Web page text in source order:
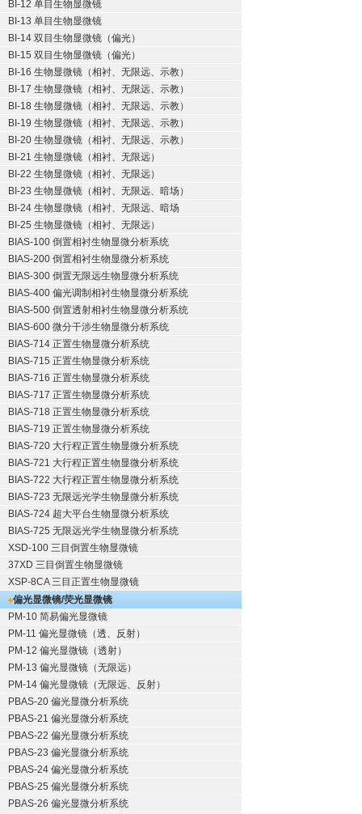
BI-12 单目生物显微镜
BI-13 单目生物显微镜
BI-14 双目生物显微镜（偏光）
BI-15 双目生物显微镜（偏光）
BI-16 生物显微镜（相衬、无限远、示教）
BI-17 生物显微镜（相衬、无限远、示教）
BI-18 生物显微镜（相衬、无限远、示教）
BI-19 生物显微镜（相衬、无限远、示教）
BI-20 生物显微镜（相衬、无限远、示教）
BI-21 生物显微镜（相衬、无限远）
BI-22 生物显微镜（相衬、无限远）
BI-23 生物显微镜（相衬、无限远、暗场）
BI-24 生物显微镜（相衬、无限远、暗场
BI-25 生物显微镜（相衬、无限远）
BIAS-100 倒置相衬生物显微分析系统
BIAS-200 倒置相衬生物显微分析系统
BIAS-300 倒置无限远生物显微分析系统
BIAS-400 偏光调制相衬生物显微分析系统
BIAS-500 倒置透射相衬生物显微分析系统
BIAS-600 微分干涉生物显微分析系统
BIAS-714 正置生物显微分析系统
BIAS-715 正置生物显微分析系统
BIAS-716 正置生物显微分析系统
BIAS-717 正置生物显微分析系统
BIAS-718 正置生物显微分析系统
BIAS-719 正置生物显微分析系统
BIAS-720 大行程正置生物显微分析系统
BIAS-721 大行程正置生物显微分析系统
BIAS-722 大行程正置生物显微分析系统
BIAS-723 无限远光学生物显微分析系统
BIAS-724 超大平台生物显微分析系统
BIAS-725 无限远光学生物显微分析系统
XSD-100 三目倒置生物显微镜
37XD 三目倒置生物显微镜
XSP-8CA 三目正置生物显微镜
偏光显微镜/荧光显微镜
PM-10 简易偏光显微镜
PM-11 偏光显微镜（透、反射）
PM-12 偏光显微镜（透射）
PM-13 偏光显微镜（无限远）
PM-14 偏光显微镜（无限远、反射）
PBAS-20 偏光显微分析系统
PBAS-21 偏光显微分析系统
PBAS-22 偏光显微分析系统
PBAS-23 偏光显微分析系统
PBAS-24 偏光显微分析系统
PBAS-25 偏光显微分析系统
PBAS-26 偏光显微分析系统